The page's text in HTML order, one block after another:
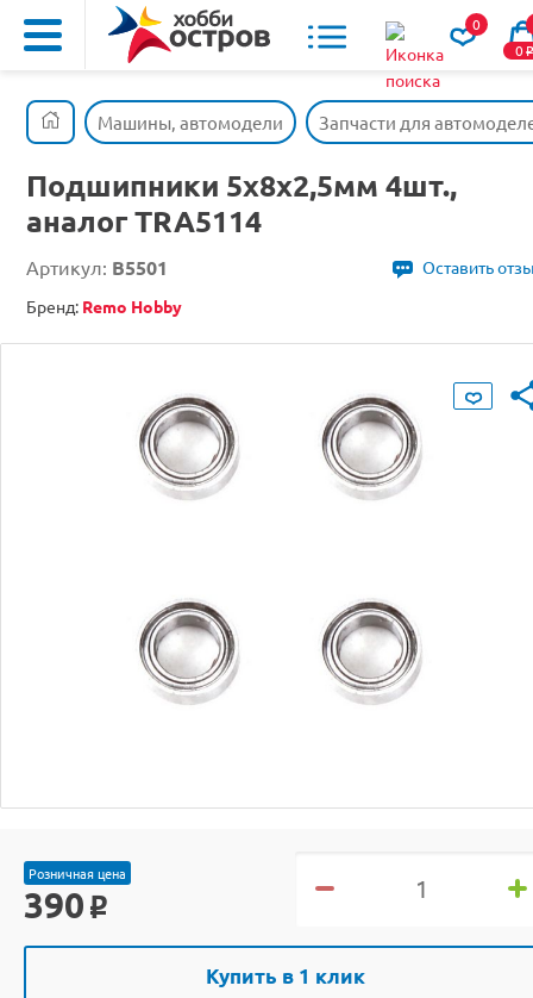
0
0o
Машины, автомодели Запчасти для
Подшипники 5x8x2,5мм 4шт.,
аналог TRA5114
Артикул: B5501
Оставить
Бренд: Remo Hobby
Розничная цена
390 o
Купить в 1 клик